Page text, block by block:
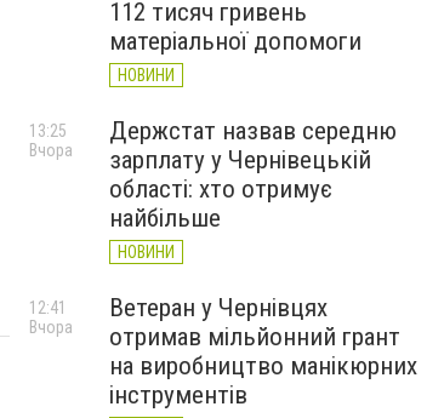
112 тисяч гривень
матеріальної допомоги
НОВИНИ
Держстат назвав середню
зарплату у Чернівецькій
області: хто отримує
найбільше
НОВИНИ
13:25
Вчора
Ветеран у Чернівцях
отримав мільйонний грант
на виробництво манікюрних
інструментів
12:41
Вчора